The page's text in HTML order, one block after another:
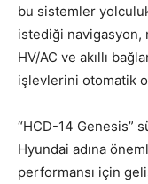
bu sistemler
istediği
HV/AC ve akıllı
işlevlerini otomatik
“HCD-14 Genesis”
Hyundai adına
performansı için